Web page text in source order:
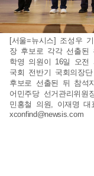
[서울=뉴시스] 조성우
장 후보로 각각 선출된
학영 의원이 16일 오전
국회 전반기 국회의장
후보로 선출된 뒤 참석
어민주당 선거관리위
민홍철 의원, 이재명 대
xconfind@newsis.com